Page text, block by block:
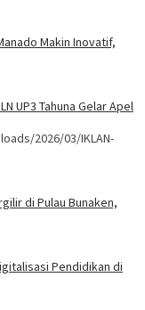
Makin Inovatif,
UP3 Tahuna Gelar Apel
2026/03/IKLAN-
di Pulau Bunaken,
Pendidikan di